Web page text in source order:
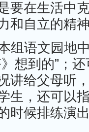
要在生活中
和自立的精
组语文园地
想到的”；
讲给父母听
生，还可以
时候排练演